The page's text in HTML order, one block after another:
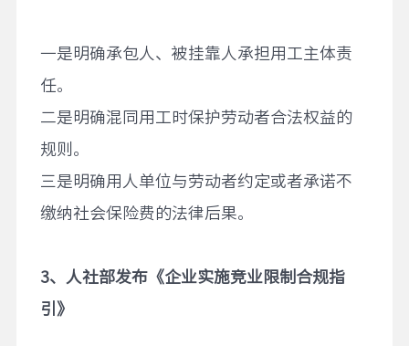
一是明确承包人、被挂靠人承担用工主体责
任。
二是明确混同用工时保护劳动者合法权益的
规则。
三是明确用人单位与劳动者约定或者承诺不
缴纳社会保险费的法律后果。
3、人社部发布 《企业实施竞业限制合规指
引》